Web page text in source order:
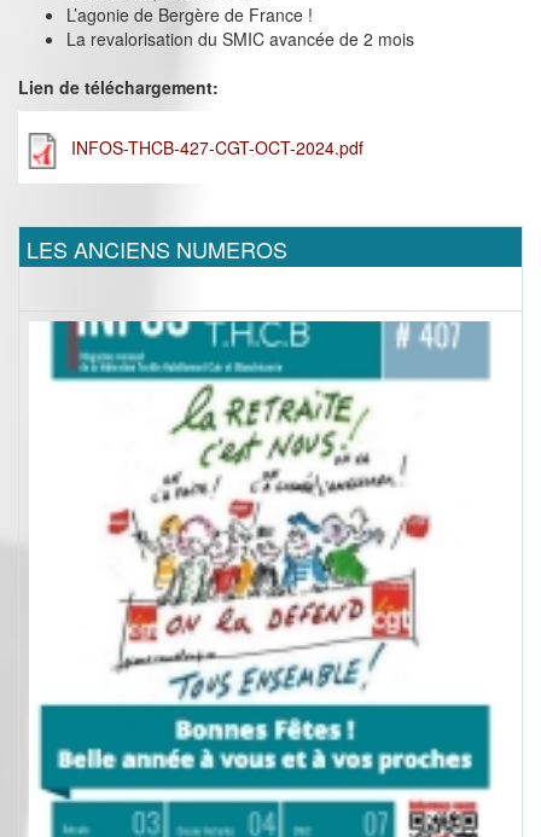
L’agonie de Bergère de France !
La revalorisation du SMIC avancée de 2 mois
Lien de téléchargement:
INFOS-THCB-427-CGT-OCT-2024.pdf
LES ANCIENS NUMEROS